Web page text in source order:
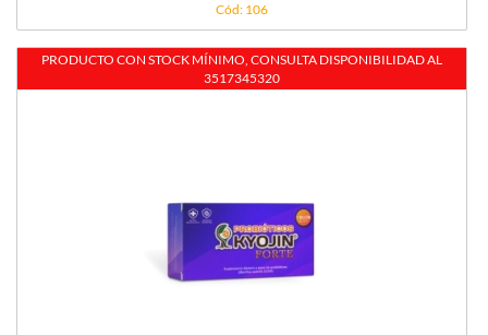
Cód: 106
STOCK
PRODUCTO CON STOCK MÍNIMO, CONSULTA DISPONIBILIDAD AL
3517345320